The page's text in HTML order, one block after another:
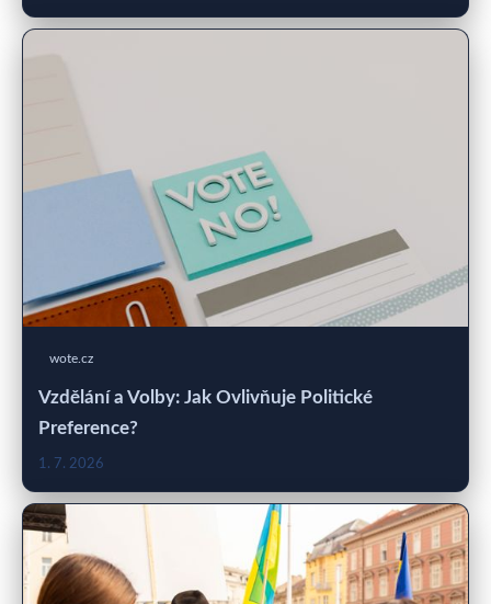
wote.cz
Vzdělání a Volby: Jak Ovlivňuje Politické
Preference?
1. 7. 2026